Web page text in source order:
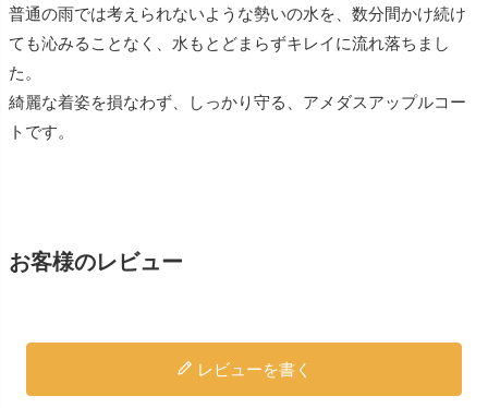
普通の雨では考えられないような勢いの水を、数分間かけ続け
ても沁みることなく、水もとどまらずキレイに流れ落ちまし
た。
綺麗な着姿を損なわず、しっかり守る、アメダスアップルコー
トです。
お客様のレビュー
レビューを書く